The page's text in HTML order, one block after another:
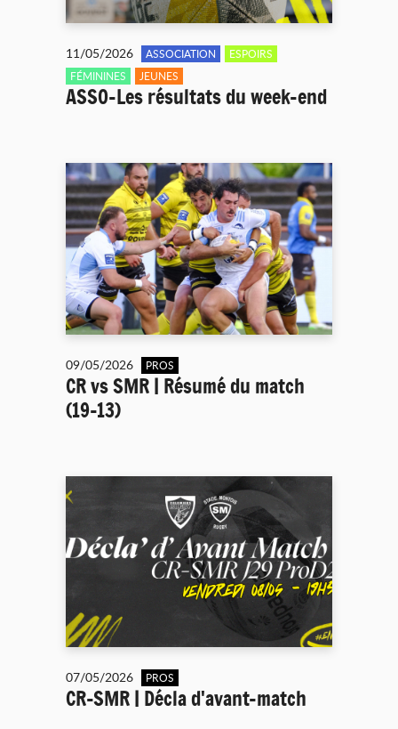
11/05/2026 ASSOCIATION
ESPOIRS
FÉMININES
JEUNES
ASSO-Les résultats du week-end
09/05/2026 PROS
CR vs SMR | Résumé du match
(19-13)
07/05/2026 PROS
CR-SMR | Décla d'avant-match